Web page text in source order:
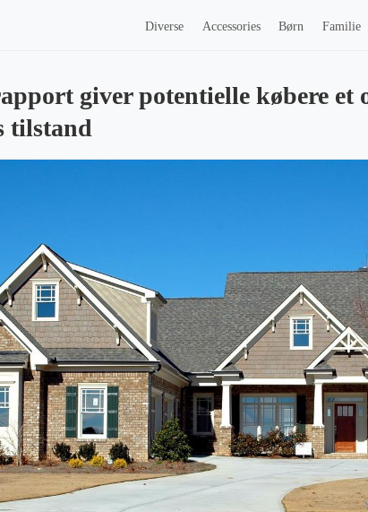
Diverse Accessories Børn Familie
giver potentielle købere et
tilstand